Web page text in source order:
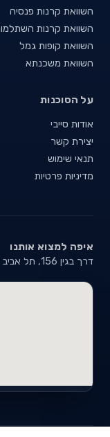
השוואת קרנות פנסיה
השוואת קרנות
השוואת קופות גמל
השוואת משכנתא
על הסוכנות
אודות סייבי
יצירת קשר
תנאי שימוש
מדיניות פרטיות
איפה למצוא אותנו
דרך בגין 156, תל אביב ·